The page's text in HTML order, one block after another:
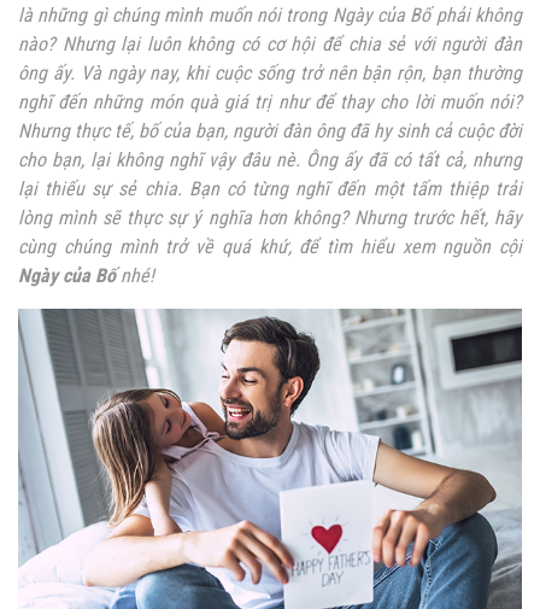
là những gì chúng mình muốn nói trong Ngày của Bố phải không
nào? Nhưng lại luôn không có cơ hội để chia sẻ với người đàn
ông ấy. Và ngày nay, khi cuộc sống trở nên bận rộn, bạn thường
nghĩ đến những món quà giá trị như để thay cho lời muốn nói?
Nhưng thực tế, bố của bạn, người đàn ông đã hy sinh cả cuộc đời
cho bạn, lại không nghĩ vậy đâu nè. Ông ấy đã có tất cả, nhưng
lại thiếu sự sẻ chia. Bạn có từng nghĩ đến một tấm thiệp trải
lòng mình sẽ thực sự ý nghĩa hơn không? Nhưng trước hết, hãy
cùng chúng mình trở về quá khứ, để tìm hiểu xem nguồn cội
Ngày của Bốnhé!